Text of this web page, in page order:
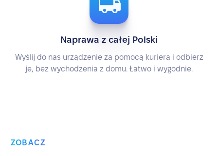
Naprawa z całej Polski
Wyślij do nas urządzenie za pomocą kuriera i odbierz
je, bez wychodzenia z domu. Łatwo i wygodnie.
ZOBACZ